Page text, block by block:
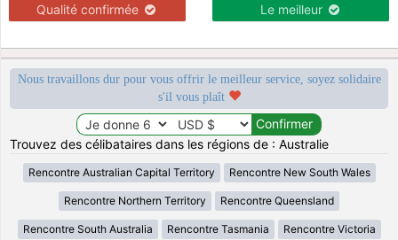
Qualité confirmée Le meilleur
Nous travaillons dur pour vous offrir le meilleur service, soyez solidaire
s'il vous plaît
Trouvez des célibataires dans les régions de : Australie
Rencontre Australian Capital Territory Rencontre New South Wales
Rencontre Northern Territory Rencontre Queensland
Rencontre South Australia Rencontre Tasmania Rencontre Victoria